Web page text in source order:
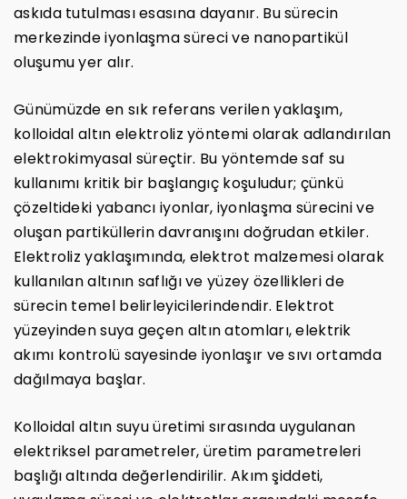
askıda tutulması esasına dayanır. Bu sürecin
merkezinde iyonlaşma süreci ve nanopartikül
oluşumu yer alır.
Günümüzde en sık referans verilen yaklaşım,
kolloidal altın elektroliz yöntemi olarak adlandırılan
elektrokimyasal süreçtir. Bu yöntemde saf su
kullanımı kritik bir başlangıç koşuludur; çünkü
çözeltideki yabancı iyonlar, iyonlaşma sürecini ve
oluşan partiküllerin davranışını doğrudan etkiler.
Elektroliz yaklaşımında, elektrot malzemesi olarak
kullanılan altının saflığı ve yüzey özellikleri de
sürecin temel belirleyicilerindendir. Elektrot
yüzeyinden suya geçen altın atomları, elektrik
akımı kontrolü sayesinde iyonlaşır ve sıvı ortamda
dağılmaya başlar.
Kolloidal altın suyu üretimi sırasında uygulanan
elektriksel parametreler, üretim parametreleri
başlığı altında değerlendirilir. Akım şiddeti,